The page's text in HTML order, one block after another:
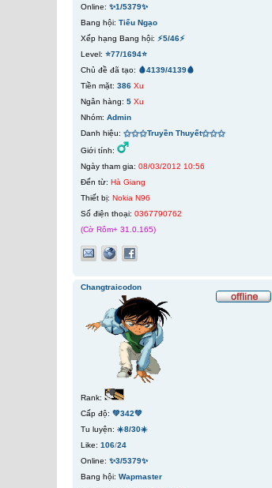
Online: ✨1/5379✨
Bang hội: Tiếu Ngạo
Xếp hạng Bang hội: ⚡5/46⚡
Level: ⭐77/1694⭐
Chủ đề đã tạo: 🩸4139/4139🩸
Tiền mặt: 386 Xu
Ngân hàng: 5 Xu
Nhóm: Admin
Danh hiệu: ⚝⚝⚝Truyền Thuyết⚝⚝⚝
Giới tính:
Ngày tham gia: 08/03/2012 10:56
Đến từ: Hà Giang
Thiết bị: Nokia N96
Số điện thoại: 0367790762
(Cờ Rôm+ 31.0.165)
Changtraicodon
Rank:
Cấp độ: 💚342💚
Tu luyện: ☀️8/30☀️
Like: 106/24
Online: ✨3/5379✨
Bang hội: Wapmaster